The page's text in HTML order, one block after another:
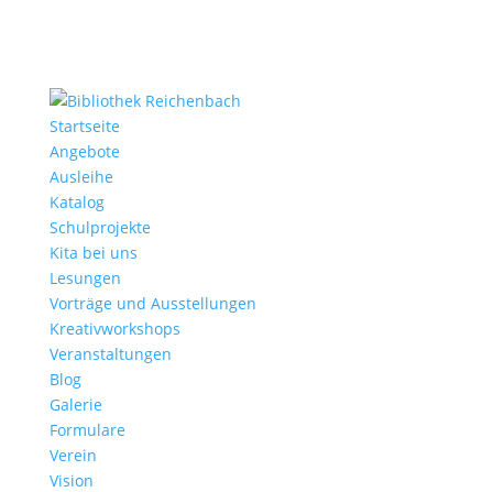
Startseite
Angebote
Ausleihe
Katalog
Schulprojekte
Kita bei uns
Lesungen
Vorträge und Ausstellungen
Kreativworkshops
Veranstaltungen
Blog
Galerie
Formulare
Verein
Vision